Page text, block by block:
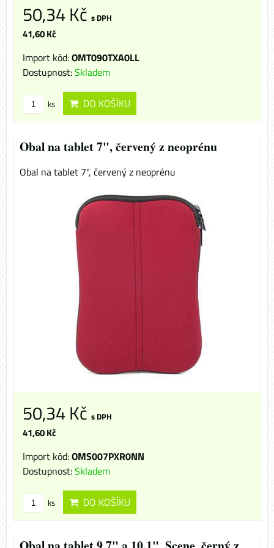
50,34 Kč s DPH
41,60 Kč
Import kód:OMT090TXA0LL
Dostupnost:Skladem
ks DO KOŠÍKU
Obal na tablet 7", červený z neoprénu
Obal na tablet 7", červený z neoprénu
50,34 Kč s DPH
41,60 Kč
Import kód:OMS007PXR0NN
Dostupnost:Skladem
ks DO KOŠÍKU